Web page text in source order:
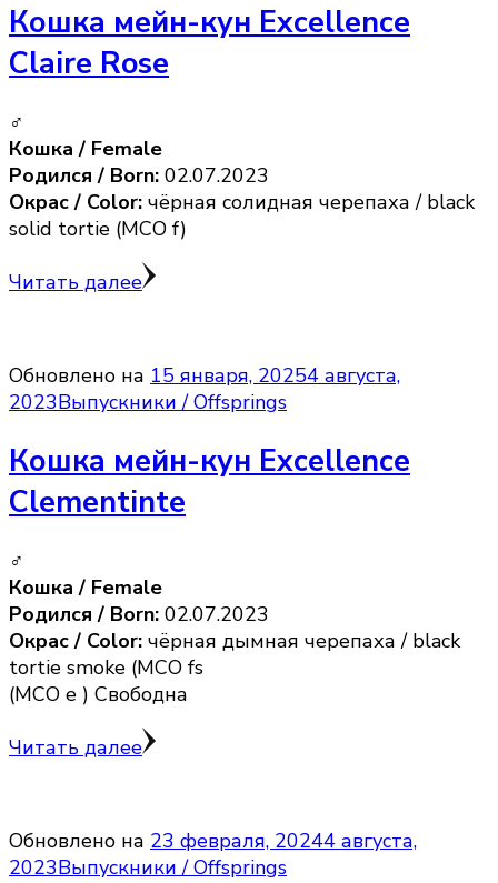
Кошка мейн-кун Excellence
Claire Rose
♂
Кошка / Female
Родился / Born: 02.07.2023
Окрас / Color: чёрная солидная черепаха / black
solid tortie (MCO f)
Читать далее
Обновлено на 15 января, 20254 августа,
2023Выпускники / Offsprings
Кошка мейн-кун Excellence
Clementinte
♂
Кошка / Female
Родился / Born: 02.07.2023
Окрас / Color: чёрная дымная черепаха / black
tortie smoke (MCO fs
(MCO e ) Свободна
Читать далее
Обновлено на 23 февраля, 20244 августа,
2023Выпускники / Offsprings